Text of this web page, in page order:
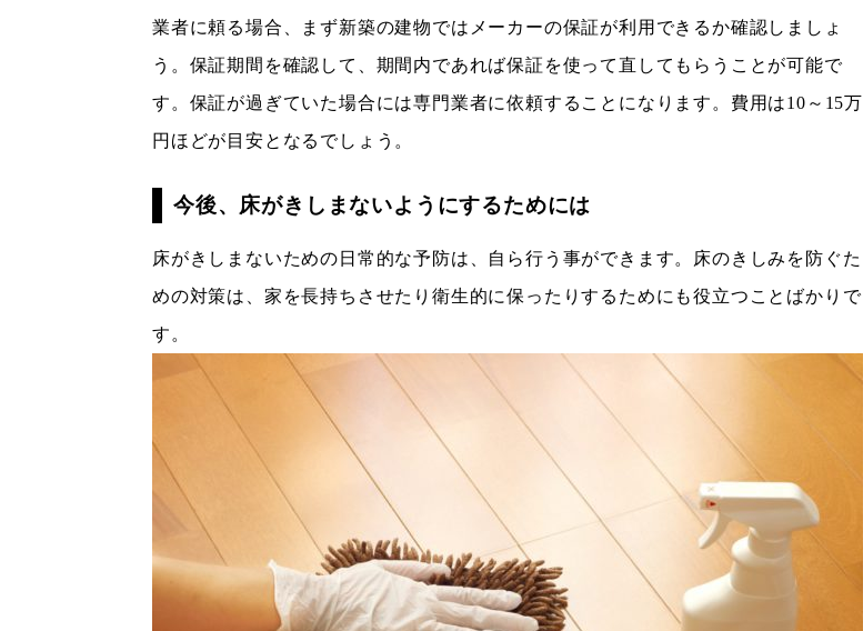
業者に頼る場合、まず新築の建物ではメーカーの保証が利用できるか確認しましょ
う。保証期間を確認して、期間内であれば保証を使って直してもらうことが可能で
す。保証が過ぎていた場合には専門業者に依頼することになります。費用は10～15万
円ほどが目安となるでしょう。
今後、床がきしまないようにするためには
床がきしまないための日常的な予防は、自ら行う事ができます。床のきしみを防ぐた
めの対策は、家を長持ちさせたり衛生的に保ったりするためにも役立つことばかりで
す。